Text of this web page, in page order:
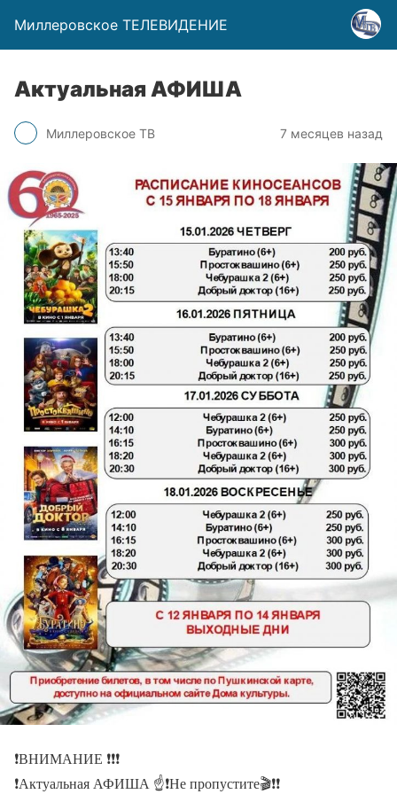
Миллеровское ТЕЛЕВИДЕНИЕ
Актуальная АФИША
Миллеровское ТВ 7 месяцев назад
❗️ВНИМАНИЕ ❗️❗️❗️
❗️Актуальная АФИША ☝️❗️Не пропустите🎬❗️❗️